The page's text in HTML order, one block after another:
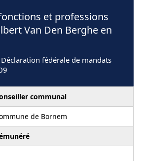
et professions
Van Den Berghe en
Déclaration fédérale de mandats
communal
de Bornem